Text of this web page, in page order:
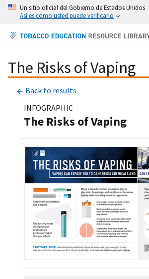
Un sitio oficial del Gobierno de Estados Unidos
Así es como usted puede verificarlo
The Risks of Vaping
Back to results
INFOGRAPHIC
The Risks of Vaping